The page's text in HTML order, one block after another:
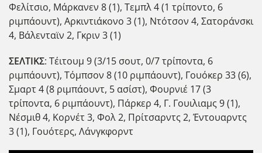
Φελίτσιο, Μάρκανεν 8 (1), Τεμπλ 4 (1 τρίποντο, 6
ριμπάουντ), Αρκιντιάκονο 3 (1), Ντότσον 4, Σατοράνσκι
4, Βάλενταϊν 2, Γκριν 3 (1)
ΣΕΛΤΙΚΣ: Τέιτουμ 9 (3/15 σουτ, 0/7 τρίποντα, 6
ριμπάουντ), Τόμπσον 8 (10 ριμπάουντ), Γουόκερ 33 (6),
Σμαρτ 4 (8 ριμπάουντ, 5 ασίστ), Φουρνιέ 17 (3
τρίποντα, 6 ριμπάουντ), Πάρκερ 4, Γ. Γουιλιαμς 9 (1),
Νέσμιθ 4, Κορνέτ 3, Φολ 2, Πρίτσαρντς 2, Έντουαρντς
3 (1), Γουότερς, Λάνγκφορντ